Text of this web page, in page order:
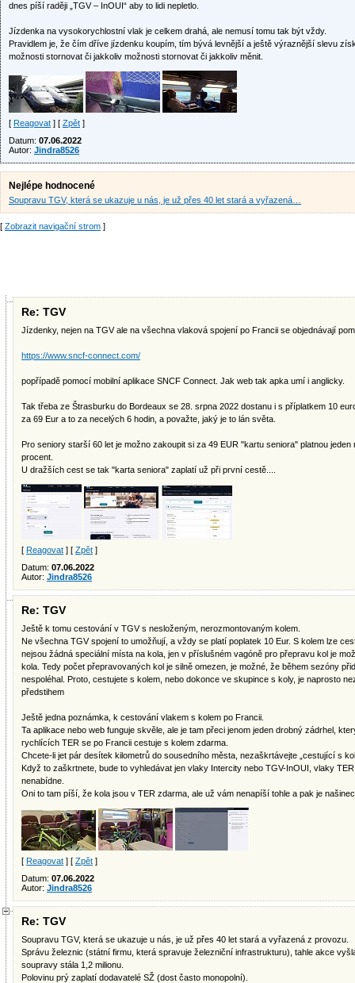
dnes píší raději „TGV – InOUI“ aby to lidi nepletlo.
Jízdenka na vysokorychlostní vlak je celkem drahá, ale nemusí tomu tak být vždy.
Pravidlem je, že čím dříve jízdenku koupím, tím bývá levnější a ještě výraznější slevu
možnosti stornovat či jakkoliv možnosti stornovat či jakkoliv měnit.
[ Reagovat ] [ Zpět ]
Datum: 07.06.2022
Autor: Jindra8526
Nejlépe hodnocené
Soupravu TGV, která se ukazuje u nás, je už přes 40 let stará a vyřazená…
[ Zobrazit navigační strom ]
Re: TGV
Jízdenky, nejen na TGV ale na všechna vlaková spojení po Francii se objednávají
https://www.sncf-connect.com/
popřípadě pomocí mobilní aplikace SNCF Connect. Jak web tak apka umí i anglicky.
Tak třeba ze Štrasburku do Bordeaux se 28. srpna 2022 dostanu i s příplatkem 10
za 69 Eur a to za necelých 6 hodin, a považte, jaký je to lán světa.
Pro seniory starší 60 let je možno zakoupit si za 49 EUR "kartu seniora" platnou
procent.
U dražších cest se tak "karta seniora" zaplatí už při první cestě....
[ Reagovat ] [ Zpět ]
Datum: 07.06.2022
Autor: Jindra8526
Re: TGV
Ještě k tomu cestování v TGV s nesloženým, nerozmontovaným kolem.
Ne všechna TGV spojení to umožňují, a vždy se platí poplatek 10 Eur. S kolem lze
nejsou žádná speciální místa na kola, jen v příslušném vagóně pro přepravu kol je
kola. Tedy počet přepravovaných kol je silně omezen, je možné, že během sezóny
nespoléhal. Proto, cestujete s kolem, nebo dokonce ve skupince s koly, je naprosto
předstihem
Ještě jedna poznámka, k cestování vlakem s kolem po Francii.
Ta aplikace nebo web funguje skvěle, ale je tam přeci jenom jeden drobný zádrhel,
rychlících TER se po Francii cestuje s kolem zdarma.
Chcete-li jet pár desítek kilometrů do sousedního města, nezaškrtávejte „cestující s
Když to zaškrtnete, bude to vyhledávat jen vlaky Intercity nebo TGV-InOUI, vlaky
nenabídne.
Oni to tam píší, že kola jsou v TER zdarma, ale už vám nenapíší tohle a pak je
[ Reagovat ] [ Zpět ]
Datum: 07.06.2022
Autor: Jindra8526
Re: TGV
Soupravu TGV, která se ukazuje u nás, je už přes 40 let stará a vyřazená z provozu.
Správu železnic (státní firmu, která spravuje železniční infrastrukturu), tahle akce
soupravy stála 1,2 milionu.
Polovinu prý zaplatí dodavatelé SŽ (dost často monopolní).